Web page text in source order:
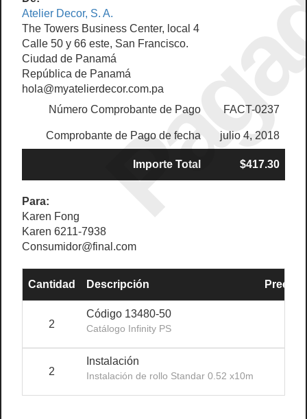
Atelier Decor, S. A.
The Towers Business Center, local 4
Calle 50 y 66 este, San Francisco.
Ciudad de Panamá
República de Panamá
hola@myatelierdecor.com.pa
Número Comprobante de Pago
FACT-0237
Comprobante de Pago de fecha julio 4, 2018
Importe Total $417.30
Para:
Karen Fong
Karen 6211-7938
Consumidor@final.com
Cantidad Descripción Precio
2
Código 13480-50
Catálogo Infinity PS
2
Instalación
Instalación de rollo Standar 0.52 x10m